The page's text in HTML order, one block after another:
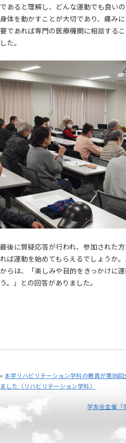
であると理解し、どんな運動でも良い
身体を動かすことが大切であり、痛み
要であれば専門の医療機関に相談する
した。
最後に質疑応答が行われ、参加された
れば運動を始めてもらえるでしょうか
からは、「楽しみや目的をきっかけに
う。」との回答がありました。
« 本学リハビリテーション学科の教員が第86
ました（リハビリテーション学科）
学友会主催「